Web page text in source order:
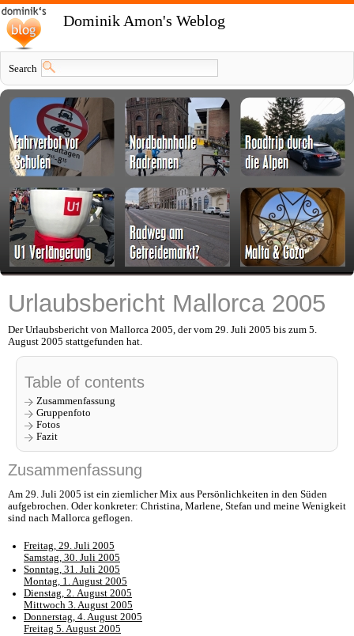
Dominik Amon's Weblog
Search
Urlaubsbericht Mallorca 2005
Der Urlaubsbericht von Mallorca 2005, der vom 29. Juli 2005 bis zum 5.
August 2005 stattgefunden hat.
Table of contents
Zusammenfassung
Gruppenfoto
Fotos
Fazit
Zusammenfassung
Am 29. Juli 2005 ist ein ziemlicher Mix aus Persönlichkeiten in den Süden
aufgebrochen. Oder konkreter: Christina, Marlene, Stefan und meine Wenigkeit
sind nach Mallorca geflogen.
Freitag, 29. Juli 2005
Samstag, 30. Juli 2005
Sonntag, 31. Juli 2005
Montag, 1. August 2005
Dienstag, 2. August 2005
Mittwoch 3. August 2005
Donnerstag, 4. August 2005
Freitag 5. August 2005